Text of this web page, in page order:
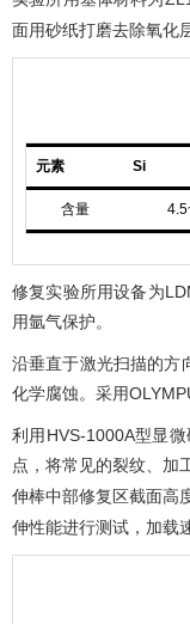
面用砂纸打磨去除氧化
元素 Si
含量
修复实验所用设备为
用氩气保护。
沿垂直于激光扫描的方
化学腐蚀。采用
利用HVS-1000A型显
点，将常见的裂纹、加
伸棒中部修复区截面高
伸性能进行测试，加载